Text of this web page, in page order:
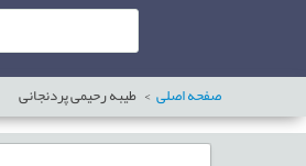
صفحه اصلی طیبه رحیمی پردنجانی